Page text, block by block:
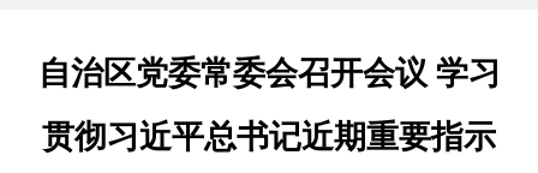
志愿服务和社会人
政策法规
自治区党委常委会召开会议 学习
贯彻习近平总书记近期重要指示